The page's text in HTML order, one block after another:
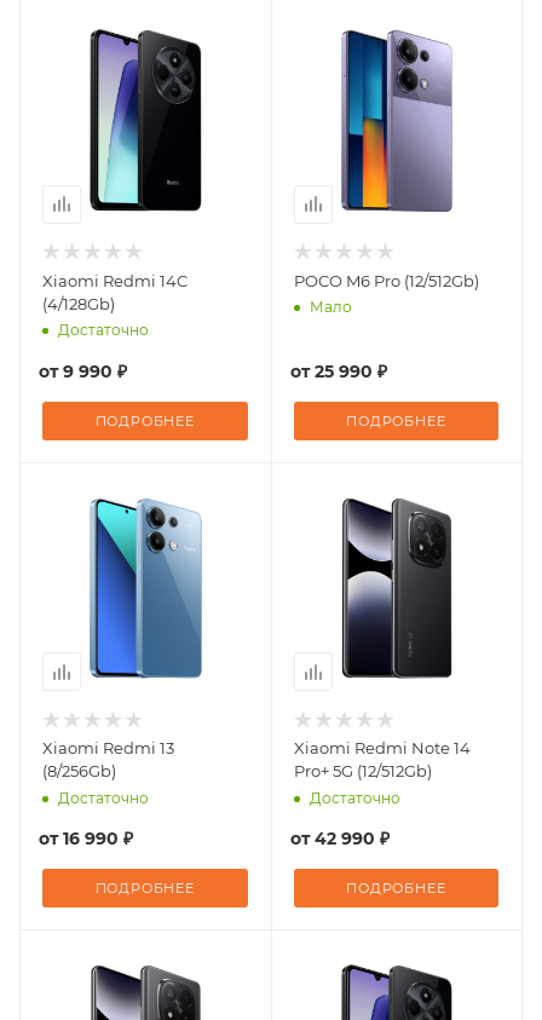
Xiaomi Redmi 14C
(4/128Gb)
Достаточно
от9 990 ₽
ПОДРОБНЕЕ
POCO M6 Pro (12/512Gb)
Мало
от25 990 ₽
ПОДРОБНЕЕ
Xiaomi Redmi 13
(8/256Gb)
Достаточно
от16 990 ₽
ПОДРОБНЕЕ
Xiaomi Redmi Note 14
Pro+ 5G (12/512Gb)
Достаточно
от42 990 ₽
ПОДРОБНЕЕ